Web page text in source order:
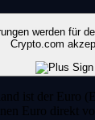
werden für
Crypto.com
ist der Euro
Euro direkt